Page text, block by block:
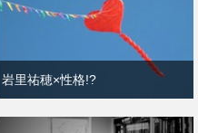
岩里祐穂×性格!?